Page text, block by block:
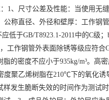
1、尺寸公差及性能：当使用无
公称直径、外径和壁厚：工作
低于GB/T8923.1-2011中的C级
作钢管外表面除锈等级应符合
的密度不应小于935kg/m³。高
度聚乙烯树脂在210℃下的氧化
发生脆断失效的时间作为测试